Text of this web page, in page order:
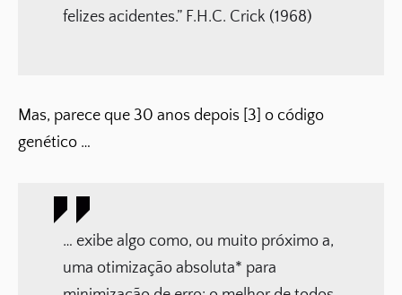
felizes acidentes.” F.H.C. Crick (1968)
Mas, parece que 30 anos depois [3] o código
genético …
… exibe algo como, ou muito próximo a,
uma otimização absoluta* para